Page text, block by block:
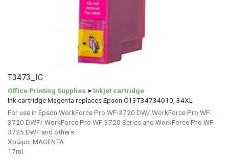
T3473_IC
Office Printing Supplies > Inkjet cartridge
Ink cartridge Magenta replaces Epson C13T34734010, 34XL
For use in Epson WorkForce Pro WF-3720 DW/ WorkForce Pro WF-
3720 DWF/ WorkForce Pro WF-3720 Series and WorkForce Pro WF-
3725 DWF and others
Χρώμα: MAGENTA
17ml